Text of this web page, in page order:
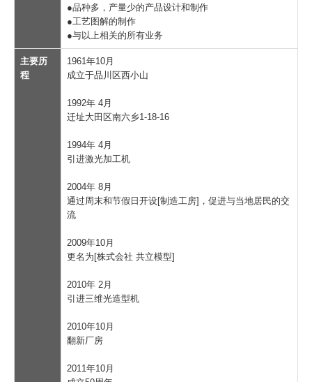
●品种多，产量少的产品设计和制作
●工艺图解的制作
●与以上相关的所有业务
主要历
程
1961年10月
成立于品川区西小山
1992年 4月
迁址大田区南六乡1-18-16
1994年 4月
引进激光加工机
2004年 8月
通过周末和节假日开设[制造工房]，促进与当地居民的交
流
2009年10月
更名为[株式会社 共立模型]
2010年 2月
引进三维光造型机
2010年10月
翻新厂房
2011年10月